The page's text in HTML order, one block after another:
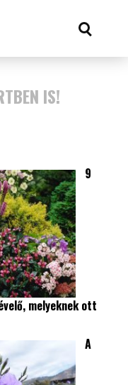
IS!
9
melyeknek ott
A